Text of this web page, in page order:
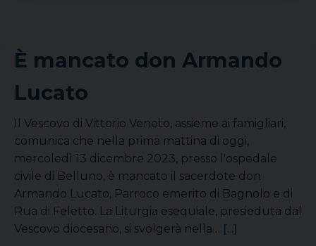
È mancato don Armando
Lucato
Il Vescovo di Vittorio Veneto, assieme ai famigliari,
comunica che nella prima mattina di oggi,
mercoledì 13 dicembre 2023, presso l'ospedale
civile di Belluno, è mancato il sacerdote don
Armando Lucato, Parroco emerito di Bagnolo e di
Rua di Feletto. La Liturgia esequiale, presieduta dal
Vescovo diocesano, si svolgerà nella… [...]